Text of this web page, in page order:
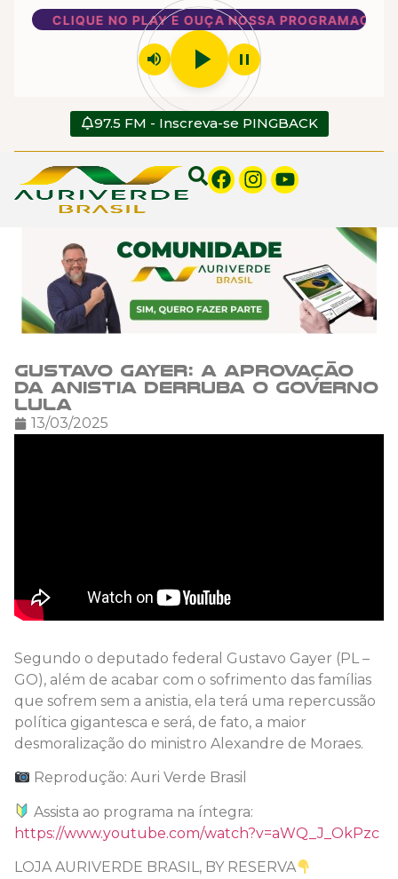
CLIQUE NO PLAY E OUÇA NOSSA PROGRAMAÇÃO
volume_up play_arrow pause
97.5 FM - Inscreva-se PINGBACK
Gustavo Gayer: A aprovação
da anistia derruba o governo
Lula
13/03/2025
Segundo o deputado federal Gustavo Gayer (PL –
GO), além de acabar com o sofrimento das famílias
que sofrem sem a anistia, ela terá uma repercussão
política gigantesca e será, de fato, a maior
desmoralização do ministro Alexandre de Moraes.
Reprodução: Auri Verde Brasil
Assista ao programa na íntegra:
https://www.youtube.com/watch?v=aWQ_J_OkPzc
LOJA AURIVERDE BRASIL, BY RESERVA